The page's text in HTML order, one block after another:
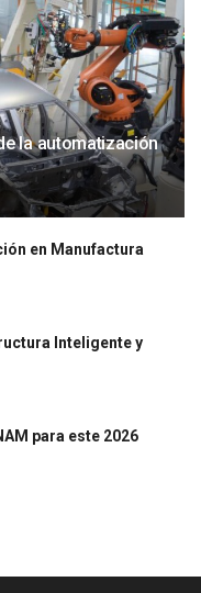
la automatización
en Manufactura
Inteligente y
para este 2026